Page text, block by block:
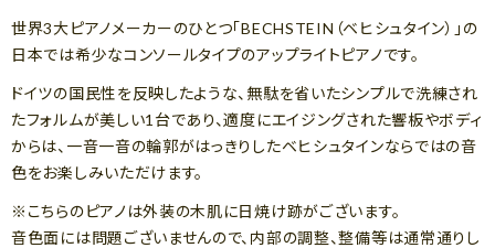
世界3大ピアノメーカーのひとつ「BECHSTEIN（ベヒシュタイン）」の
日本では希少なコンソールタイプのアップライトピアノです。
ドイツの国民性を反映したような、無駄を省いたシンプルで洗練され
たフォルムが美しい1台であり、適度にエイジングされた響板やボディ
からは、一音一音の輪郭がはっきりしたベヒシュタインならではの音
色をお楽しみいただけます。
※こちらのピアノは外装の木肌に日焼け跡がございます。
音色面には問題ございませんので、内部の調整、整備等は通常通りし